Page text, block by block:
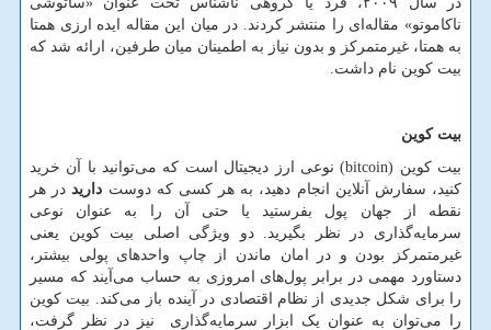
ناکاموتو» مقاله‌ای را منتشر کردند. در میان این مقاله ایده ارزی همتا
به همتا، غیرمتمرکز و بدون نیاز به اطمینان میان طرفین، ارائه شد که
بیت کوین نام داشت.
بیت کوین
بیت کوین (bitcoin) نوعی ارز دیجیتال است که می‌توانید با آن خرید
کنید، سفارش‌ آنلاین انجام دهید، به هر کسی که دوست داریددر هر
نقطه از جهان پول بفرستید یا حتی آن را به عنوان نوعی
سرمایه‌گذاری در نظر بگیرید. دو ویژگی اصلی بیت کوین یعنی
غیرمتمرکز بودن و در امان ماندن از چاپ واحدهای پولی بیشتر،
دستاورد مهمی در برابر پول‌های امروزی به حساب می‌آیند که مسیر
را برای شکل جدیدی از نظام اقتصادی در آینده باز می‌کند. بیت کوین
را می‌توان به عنوان یک ابزار سرمایه‌گذاری نیز در نظر گرفت،